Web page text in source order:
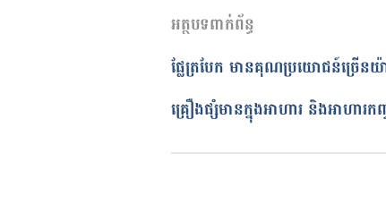
29/07/2020
មាន រតនា
ត្រួតពិនិត្យដោយគឹម កាណែល
បច្ចុប្បន្នភាពដោយ៖
អត្ថបទពាក់ព័ន្ធ
ផ្លែត្របែក មានគុណប្រយោជន៍ច្រើ
គ្រឿងផ្សំមានក្នុងអាហារ និងអាហារ